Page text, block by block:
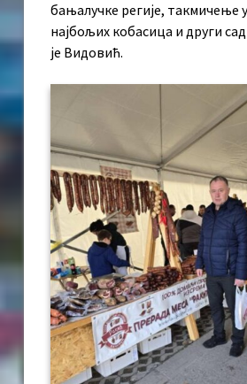
бањалучке регије, такмичење
најбољих кобасица и други
је Видовић.